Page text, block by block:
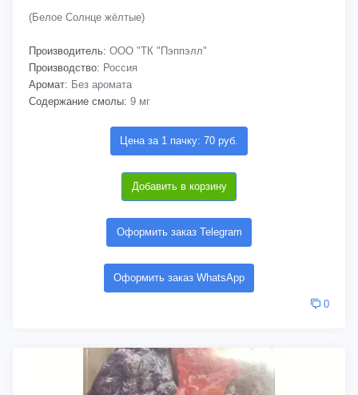
(Белое Солнце жёлтые)
Производитель: ООО "ТК "Пэппэлл"
Производство: Россия
Аромат: Без аромата
Содержание смолы: 9 мг
Цена за 1 пачку: 70 руб.
Добавить в корзину
Оформить заказ Telegram
Оформить заказ WhatsApp
0